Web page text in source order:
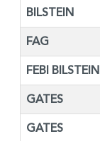
BILSTEIN
FAG
FEBI BILSTEIN
GATES
GATES